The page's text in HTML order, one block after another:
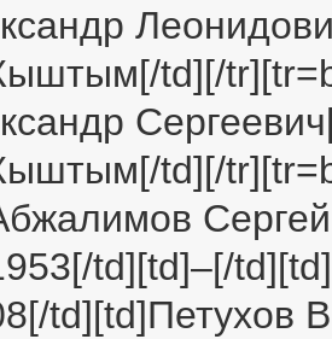
td][/
td][/
td][td]–[/
td][td]Петухов